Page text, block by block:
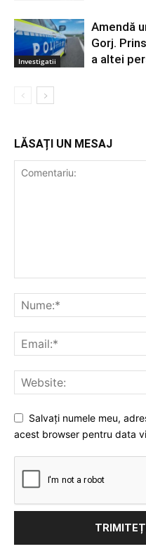
Investigatii
Amendă
Gorj.
a altei
LĂSAȚI UN MESAJ
Salvați numele meu,
acest browser pentru data